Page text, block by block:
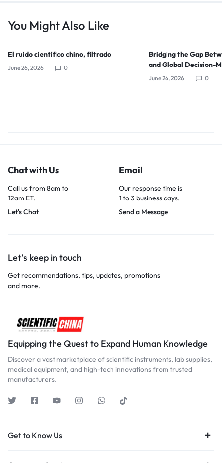
You Might Also Like
El ruido científico chino, filtrado
June 26, 2026 0
Bridging the Gap
and Global Decision-
June 26, 2026 0
Chat with Us
Call us from 8am to
12am ET.
Let's Chat
Email
Our response time is
1 to 3 business days.
Send a Message
Let’s keep in touch
Get recommendations, tips, updates, promotions
and more.
Equipping the Quest to Expand Human Knowledge
Discover a vast marketplace of scientific instruments, lab supplies,
medical equipment, and high-tech innovations from trusted
manufacturers.
Get to Know Us